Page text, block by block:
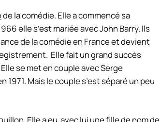
de la comédie. Elle a commencé sa
elle s’est mariée avec John Barry. Ils
de la comédie en France et devient
Elle fait un grand succès
se met en couple avec Serge
Mais le couple s’est séparé un peu
Elle a eu avec lui une fille de nom de